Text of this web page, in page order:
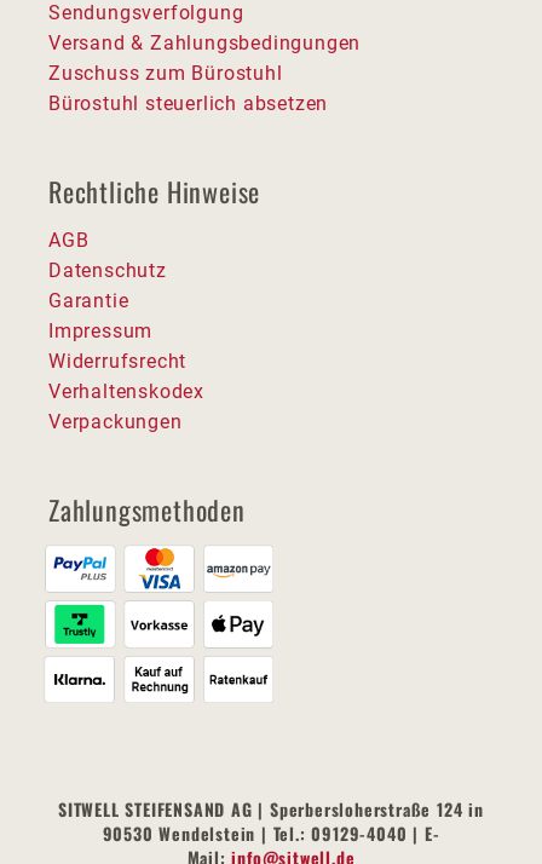
Sendungsverfolgung
Versand & Zahlungsbedingungen
Zuschuss zum Bürostuhl
Bürostuhl steuerlich absetzen
Rechtliche Hinweise
AGB
Datenschutz
Garantie
Impressum
Widerrufsrecht
Verhaltenskodex
Verpackungen
Zahlungsmethoden
SITWELL STEIFENSAND AG | Sperbersloherstraße 124 in
90530 Wendelstein | Tel.: 09129-4040 | E-
Mail:info@sitwell.de